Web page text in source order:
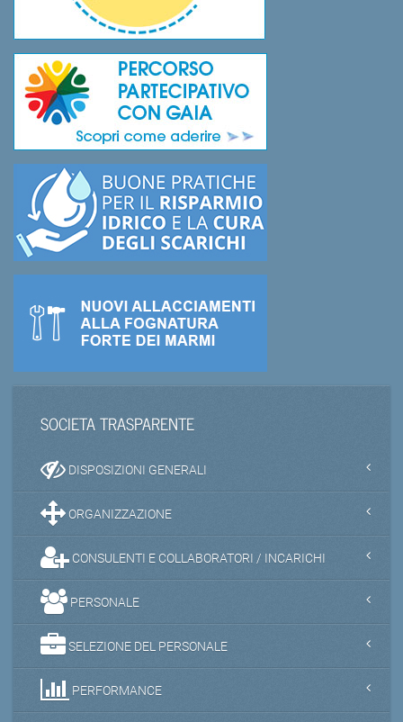
SOCIETA TRASPARENTE
DISPOSIZIONI GENERALI
ORGANIZZAZIONE
CONSULENTI E COLLABORATORI / INCARICHI
PERSONALE
SELEZIONE DEL PERSONALE
PERFORMANCE